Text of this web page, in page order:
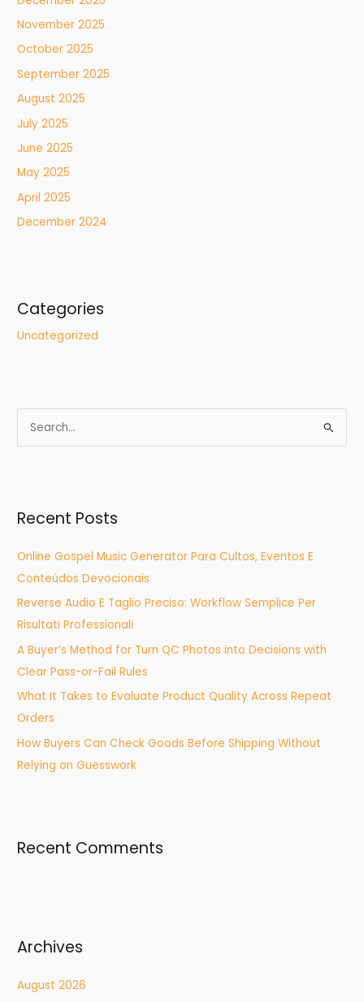
November 2025
October 2025
September 2025
August 2025
July 2025
June 2025
May 2025
April 2025
December 2024
Categories
Uncategorized
e
c
f
o
r
:
Recent Posts
Online Gospel Music Generator Para Cultos, Eventos E
Conteúdos Devocionais
Reverse Audio E Taglio Preciso: Workflow Semplice Per
Risultati Professionali
A Buyer’s Method for Turn QC Photos into Decisions with
Clear Pass-or-Fail Rules
What It Takes to Evaluate Product Quality Across Repeat
Orders
How Buyers Can Check Goods Before Shipping Without
Relying on Guesswork
Recent Comments
Archives
August 2026